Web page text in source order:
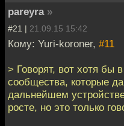
pareyra »
#21 | 21.09.15 15:42
Кому: Yuri-koroner, #11
> Говорят, вот хотя бы
сообщества, которые
дальнейшем
росте, но это только